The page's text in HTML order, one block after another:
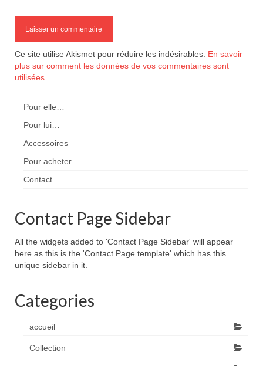
Ce site utilise Akismet pour réduire les indésirables. En savoir
plus sur comment les données de vos commentaires sont
utilisées
Pour elle…
Pour lui…
Accessoires
Pour acheter
Contact
Contact Page Sidebar
All the widgets added to 'Contact Page Sidebar' will appear
here as this is the 'Contact Page template' which has this
unique sidebar in it.
Categories
accueil
Collection